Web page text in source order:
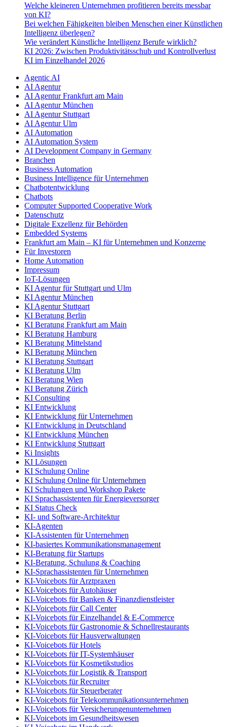
Welche kleineren Unternehmen profitieren bereits messbar
von KI?
Bei welchen Fähigkeiten bleiben Menschen einer Künstlichen
Intelligenz überlegen?
Wie verändert Künstliche Intelligenz Berufe wirklich?
KI 2026: Zwischen Produktivitätsschub und Kontrollverlust
KI im Einzelhandel 2026
Agentic AI
AI Agentur
AI Agentur Frankfurt am Main
AI Agentur München
AI Agentur Stuttgart
AI Agentur Ulm
AI Automation
AI Automation System
AI Development Company in Germany
Branchen
Business Automation
Business Intelligence für Unternehmen
Chatbotentwicklung
Chatbots
Computer Supported Cooperative Work
Datenschutz
Digitale Exzellenz für Behörden
Embedded Systems
Frankfurt am Main – KI für Unternehmen und Konzerne
Für Investoren
Home Automation
Impressum
IoT-Lösungen
KI Agentur für Stuttgart und Ulm
KI Agentur München
KI Agentur Stuttgart
KI Beratung Berlin
KI Beratung Frankfurt am Main
KI Beratung Hamburg
KI Beratung Mittelstand
KI Beratung München
KI Beratung Stuttgart
KI Beratung Ulm
KI Beratung Wien
KI Beratung Zürich
KI Consulting
KI Entwicklung
KI Entwicklung für Unternehmen
KI Entwicklung in Deutschland
KI Entwicklung München
KI Entwicklung Stuttgart
Ki Insights
KI Lösungen
KI Schulung Online
KI Schulung Online für Unternehmen
KI Schulungen und Workshop Pakete
KI Sprachassistenten für Energieversorger
KI Status Check
KI- und Software-Architektur
KI-Agenten
KI-Assistenten für Unternehmen
KI-basiertes Kommunikationsmanagement
KI-Beratung für Startups
KI-Beratung, Schulung & Coaching
KI-Sprachassistenten für Unternehmen
KI-Voicebots für Arztpraxen
KI-Voicebots für Autohäuser
KI-Voicebots für Banken & Finanzdienstleister
KI-Voicebots für Call Center
KI-Voicebots für Einzelhandel & E-Commerce
KI-Voicebots für Gastronomie & Schnellrestaurants
KI-Voicebots für Hausverwaltungen
KI-Voicebots für Hotels
KI-Voicebots für IT-Systemhäuser
KI-Voicebots für Kosmetikstudios
KI-Voicebots für Logistik & Transport
KI-Voicebots für Recruiter
KI-Voicebots für Steuerberater
KI-Voicebots für Telekommunikationsunternehmen
KI-Voicebots für Versicherungenunternehmen
KI-Voicebots im Gesundheitswesen